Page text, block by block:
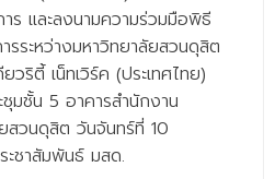
ษา
ร และลงนามความร่วมมือพิธี
รระหว่างมหาวิทยาลัยสวนดุสิต
ริตี้ เน็ทเวิร์ค (ประเทศไทย)
ชั้น 5 อาคารสำนักงาน
สวนดุสิต วันจันทร์ที่ 10
ชาสัมพันธ์ มสด.